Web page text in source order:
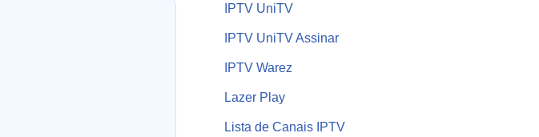
IPTV UniTV
IPTV UniTV Assinar
IPTV Warez
Lazer Play
Lista de Canais IPTV